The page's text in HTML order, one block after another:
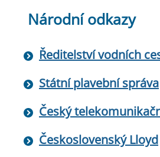
Národní odkazy
Ředitelství vodních
Státní plavební správa
Český
Československý Lloyd